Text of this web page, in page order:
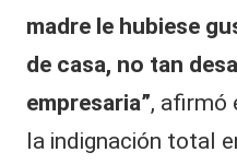
madre le hubiese
de casa, no tan
empresaria”, afirmó
la indignación total